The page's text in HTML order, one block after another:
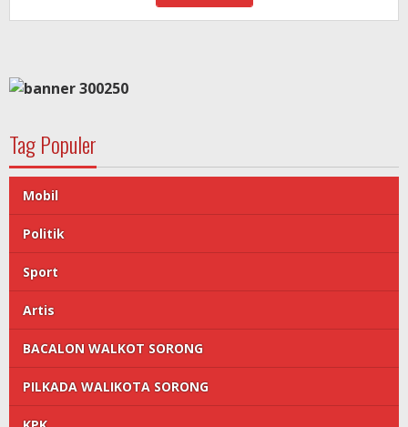
Tag Populer
Mobil
Politik
Sport
Artis
BACALON WALKOT SORONG
PILKADA WALIKOTA SORONG